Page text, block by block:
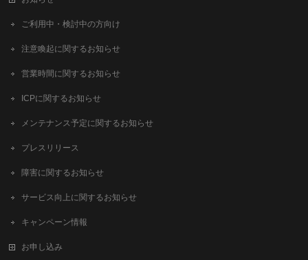
ご利用中・検討中の方向け
注意喚起に関するお知らせ
営業時間に関するお知らせ
ICPに関するお知らせ
メンテナンス予定に関するお知らせ
プレスリリース
障害に関するお知らせ
サービス向上に関するお知らせ
キャンペーン情報
お申し込み